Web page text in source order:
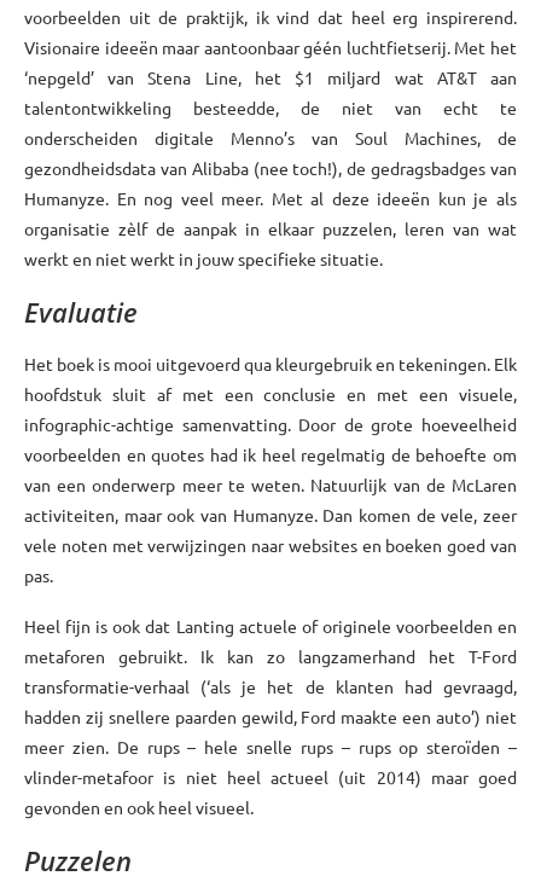
voorbeelden uit de praktijk, ik vind dat heel erg inspirerend.
Visionaire ideeën maar aantoonbaar géén luchtfietserij. Met het
‘nepgeld’ van Stena Line, het $1 miljard wat AT&T aan
talentontwikkeling besteedde, de niet van echt te
onderscheiden digitale Menno’s van Soul Machines, de
gezondheidsdata van Alibaba (nee toch!), de gedragsbadges van
Humanyze. En nog veel meer. Met al deze ideeën kun je als
organisatie zèlf de aanpak in elkaar puzzelen, leren van wat
werkt en niet werkt in jouw specifieke situatie.
Evaluatie
Het boek is mooi uitgevoerd qua kleurgebruik en tekeningen. Elk
hoofdstuk sluit af met een conclusie en met een visuele,
infographic-achtige samenvatting. Door de grote hoeveelheid
voorbeelden en quotes had ik heel regelmatig de behoefte om
van een onderwerp meer te weten. Natuurlijk van de McLaren
activiteiten, maar ook van Humanyze. Dan komen de vele, zeer
vele noten met verwijzingen naar websites en boeken goed van
pas.
Heel fijn is ook dat Lanting actuele of originele voorbeelden en
metaforen gebruikt. Ik kan zo langzamerhand het T-Ford
transformatie-verhaal (‘als je het de klanten had gevraagd,
hadden zij snellere paarden gewild, Ford maakte een auto’) niet
meer zien. De rups – hele snelle rups – rups op steroïden –
vlinder-metafoor is niet heel actueel (uit 2014) maar goed
gevonden en ook heel visueel.
Puzzelen